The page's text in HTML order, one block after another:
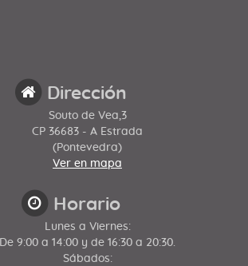
Dirección
Souto de Vea,3
CP 36683 - A Estrada
(Pontevedra)
Ver en mapa
Horario
Lunes a Viernes:
De 9:00 a 14:00 y de 16:30 a 20:30.
Sábados: